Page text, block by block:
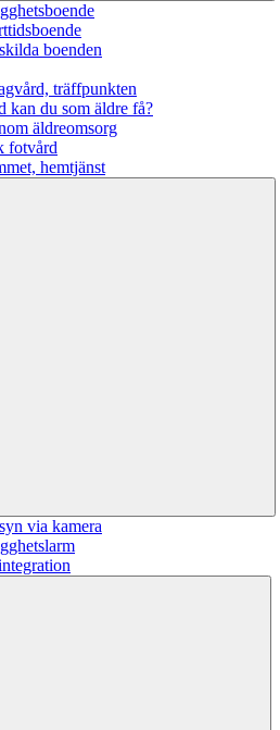
boenden
träffpunkten
kan du som äldre få?
äldreomsorg
fotvård
hemtjänst
via kamera